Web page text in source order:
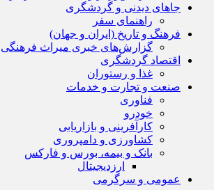
جاهای دیدنی و گردشگری
راهنمای سفر
فرهنگ و تاریخ (ایران و جهان)
گزارش‌های خبری میراث فرهنگی
اقتصاد گردشگری
غذا و رستوران
صنعت و تجارت و خدمات
فناوری
خودرو
کارآفرینی و بازاریابی
کشاورزی و دامپروری
بانک و بیمه، بورس و فارکس
ارزدیجیتال
عمومی و سرگرمی